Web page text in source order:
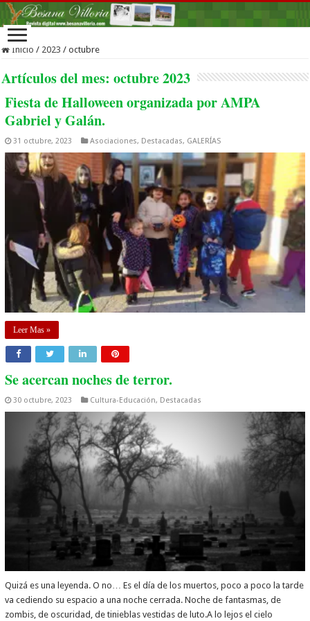
Inicio / 2023 / octubre
Artículos del mes:octubre 2023
Fiesta de Halloween organizada por AMPA
Gabriel y Galán.
31 octubre, 2023 Asociaciones, Destacadas, GALERÍAS
Leer Mas »
Se acercan noches de terror.
30 octubre, 2023 Cultura-Educación, Destacadas
Quizá es una leyenda. O no… Es el día de los muertos, poco a poco la tarde
va cediendo su espacio a una noche cerrada. Noche de fantasmas, de
zombis, de oscuridad, de tinieblas vestidas de luto.A lo lejos el cielo